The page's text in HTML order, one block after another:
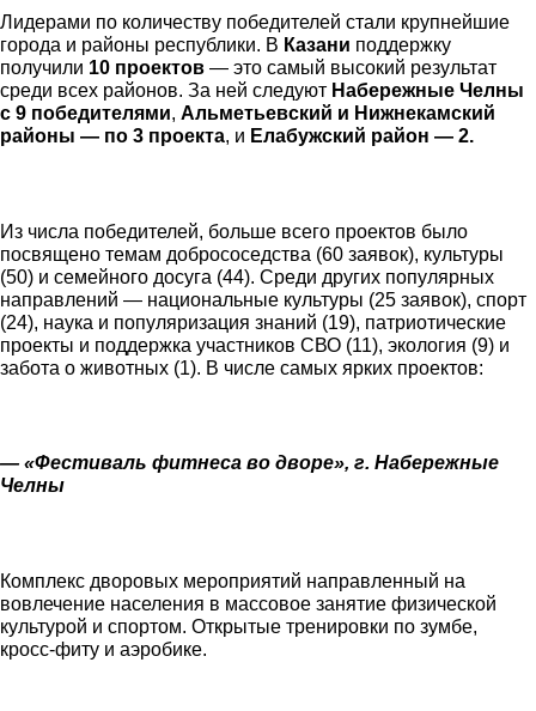
Лидерами по количеству победителей стали крупнейшие
города и районы республики. В Казани поддержку
получили 10 проектов — это самый высокий результат
среди всех районов. За ней следуют Набережные Челны
с 9 победителями, Альметьевский и Нижнекамский
районы — по 3 проекта, и Елабужский район — 2.
Из числа победителей, больше всего проектов было
посвящено темам добрососедства (60 заявок), культуры
(50) и семейного досуга (44). Среди других популярных
направлений — национальные культуры (25 заявок), спорт
(24), наука и популяризация знаний (19), патриотические
проекты и поддержка участников СВО (11), экология (9) и
забота о животных (1). В числе самых ярких проектов:
— «Фестиваль фитнеса во дворе», г. Набережные
Челны
Комплекс дворовых мероприятий направленный на
вовлечение населения в массовое занятие физической
культурой и спортом. Открытые тренировки по зумбе,
кросс-фиту и аэробике.